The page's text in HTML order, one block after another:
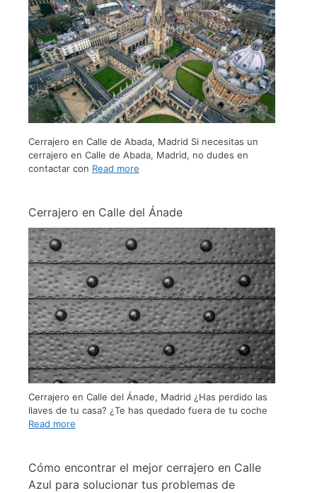
Cerrajero en Calle de Abada, Madrid Si necesitas un
cerrajero en Calle de Abada, Madrid, no dudes en
contactar con Read more
Cerrajero en Calle del Ánade
Cerrajero en Calle del Ánade, Madrid ¿Has perdido las
llaves de tu casa? ¿Te has quedado fuera de tu coche
Read more
Cómo encontrar el mejor cerrajero en Calle
Azul para solucionar tus problemas de